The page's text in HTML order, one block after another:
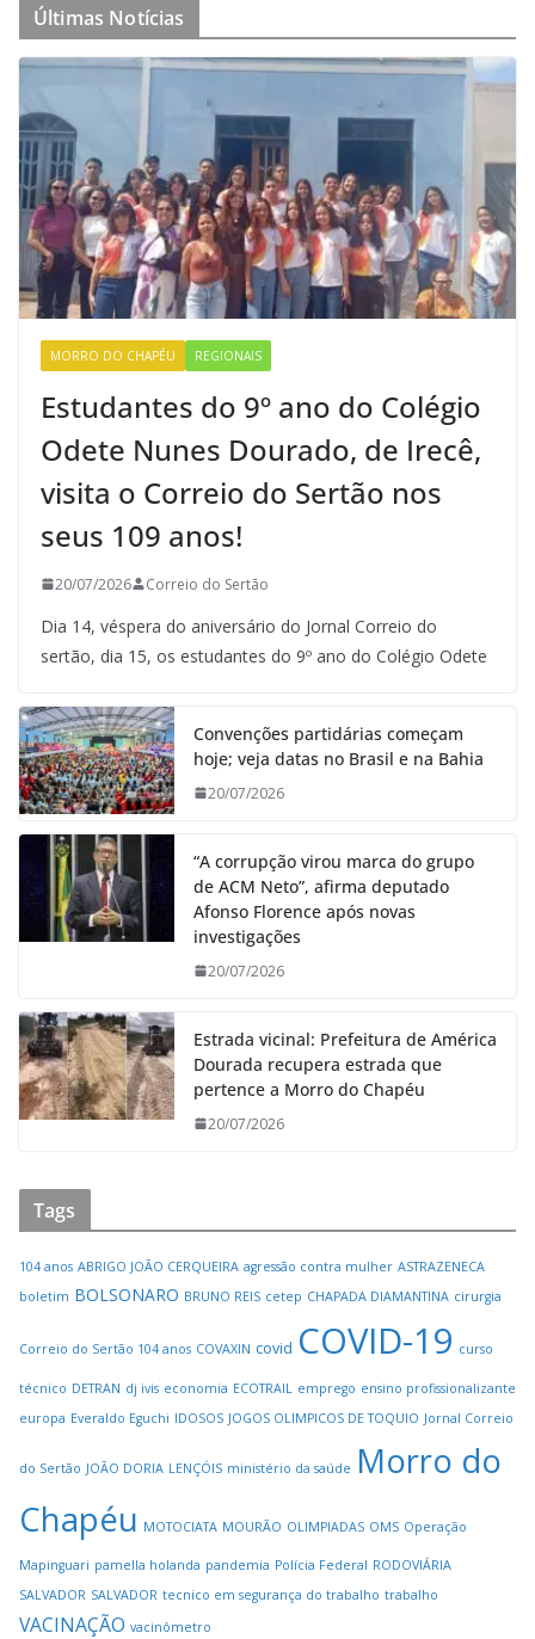
Últimas Notícias
MORRO DO CHAPÉU REGIONAIS
Estudantes do 9º ano do Colégio
Odete Nunes Dourado, de Irecê,
visita o Correio do Sertão nos
seus 109 anos!
20/07/2026 Correio do Sertão
Dia 14, véspera do aniversário do Jornal Correio do
sertão, dia 15, os estudantes do 9º ano do Colégio Odete
Convenções partidárias começam
hoje; veja datas no Brasil e na Bahia
20/07/2026
“A corrupção virou marca do grupo
de ACM Neto”, afirma deputado
Afonso Florence após novas
investigações
20/07/2026
Estrada vicinal: Prefeitura de América
Dourada recupera estrada que
pertence a Morro do Chapéu
20/07/2026
Tags
104 anos ABRIGO JOÃO CERQUEIRA agressão contra mulher ASTRAZENECA
boletim BOLSONARO BRUNO REIS cetep CHAPADA DIAMANTINA cirurgia
Correio do Sertão 104 anos COVAXIN covid COVID-19 curso
técnico DETRAN dj ivis economia ECOTRAIL emprego ensino profissionalizante
europa Everaldo Eguchi IDOSOS JOGOS OLIMPICOS DE TOQUIO Jornal Correio
do Sertão JOÃO DORIA LENÇÓIS ministério da saúde Morro do
Chapéu MOTOCIATA MOURÃO OLIMPIADAS OMS Operação
Mapinguari pamella holanda pandemia Polícia Federal RODOVIÁRIA
SALVADOR SALVADOR tecnico em segurança do trabalho trabalho
VACINAÇÃO vacinômetro